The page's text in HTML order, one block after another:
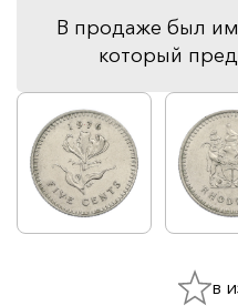
В продаже был
который
в